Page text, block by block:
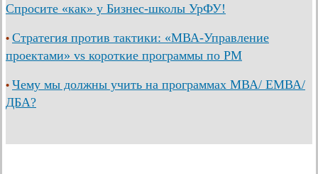
Спросите «как» у Бизнес-школы УрФУ!
• Стратегия против тактики: «МВА-Управление
проектами» vs короткие программы по PM
• Чему мы должны учить на программах МВА/ ЕМВА/
ДБА?